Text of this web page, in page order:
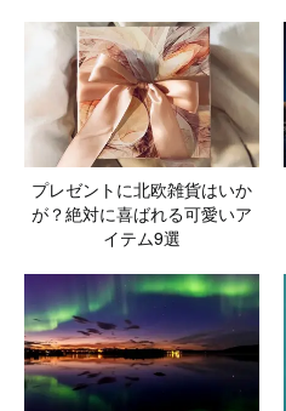
プレゼントに北欧雑貨はいか
が？絶対に喜ばれる可愛いア
イテム9選